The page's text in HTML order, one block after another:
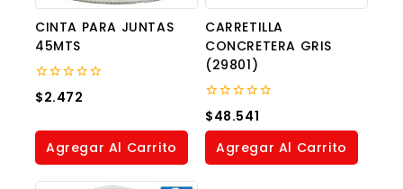
CINTA PARA JUNTAS
45MTS
0
out
5
$2.472
Agregar Al Carrito
CARRETILLA
CONCRETERA GRIS
(29801)
0
out
of
$48.541
Agregar Al Carrito